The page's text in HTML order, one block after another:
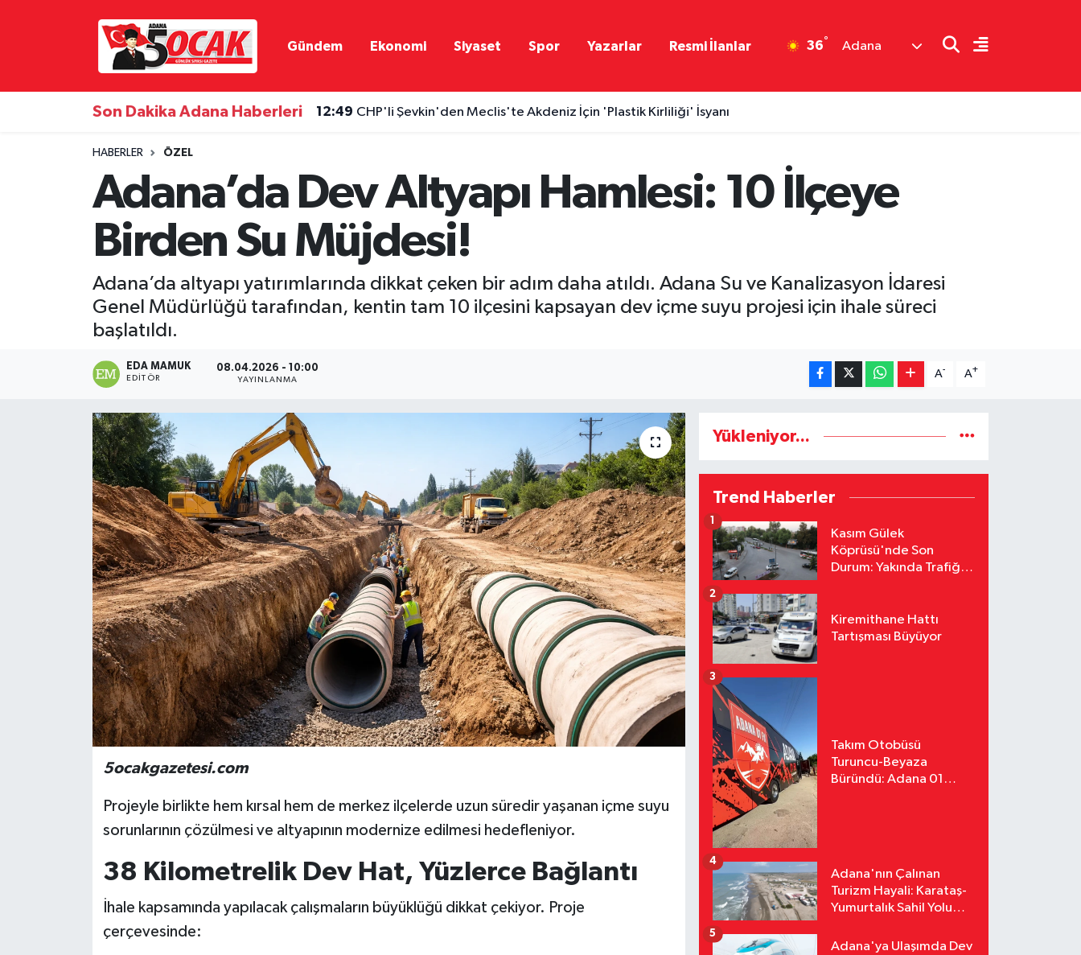
Gündem Ekonomi Siyaset Spor Yazarlar Resmi İlanlar 36° Adana
Son Dakika Adana Haberleri 12:49 CHP'li Şevkin'den Meclis'te Akdeniz İçin 'Plastik Kirliliği' İsyanı
HABERLER ÖZEL
Adana’da Dev Altyapı Hamlesi: 10 İlçeye
Birden Su Müjdesi!
Adana’da altyapı yatırımlarında dikkat çeken bir adım daha atıldı. Adana Su ve Kanalizasyon İdaresi
Genel Müdürlüğü tarafından, kentin tam 10 ilçesini kapsayan dev içme suyu projesi için ihale süreci
başlatıldı.
EDA MAMUK
EDITÖR
08.04.2026 - 10:00
YAYINLANMA
A- A+
5ocakgazetesi.com
Projeyle birlikte hem kırsal hem de merkez ilçelerde uzun süredir yaşanan içme suyu
sorunlarının çözülmesi ve altyapının modernize edilmesi hedefleniyor.
38 Kilometrelik Dev Hat, Yüzlerce Bağlantı
İhale kapsamında yapılacak çalışmaların büyüklüğü dikkat çekiyor. Proje
çerçevesinde:
Yükleniyor...
Trend Haberler
Kasım Gülek
Köprüsü'nde Son
Durum: Yakında Trafiğe
1
Kiremithane Hattı
Tartışması Büyüyor
2
Takım Otobüsü
Turuncu-Beyaza
Büründü: Adana 01
3
Adana'nın Çalınan
Turizm Hayali: Karataş-
Yumurtalık Sahil Yolu
4
Adana'ya Ulaşımda Dev
5
Gündem
Magazin
Resmi İlanlar
Siyaset
Yerel Yönetimler
Yurttan
Hava Durumu
Tüm Manşetler
Son Dakika Haberleri